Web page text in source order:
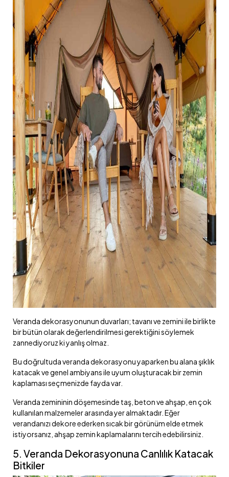
Veranda dekorasyonunun duvarları; tavanı ve zemini ile birlikte
bir bütün olarak değerlendirilmesi gerektiğini söylemek
zannediyoruz ki yanlış olmaz.
Bu doğrultuda veranda dekorasyonu yaparken bu alana şıklık
katacak ve genel ambiyans ile uyum oluşturacak bir zemin
kaplaması seçmenizde fayda var.
Veranda zemininin döşemesinde taş, beton ve ahşap, en çok
kullanılan malzemeler arasında yer almaktadır. Eğer
verandanızı dekore ederken sıcak bir görünüm elde etmek
istiyorsanız, ahşap zemin kaplamalarını tercih edebilirsiniz.
5. Veranda Dekorasyonuna Canlılık Katacak
Bitkiler